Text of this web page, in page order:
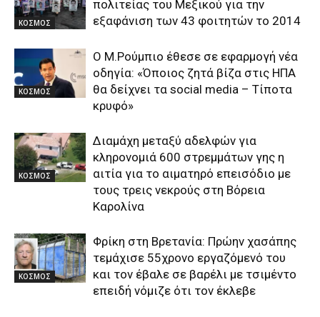
ΚΟΣΜΟΣ
πολιτείας του Μεξικού για την
εξαφάνιση των 43 φοιτητών το 2014
ΚΟΣΜΟΣ
Ο Μ.Ρούμπιο έθεσε σε εφαρμογή νέα
οδηγία: «Όποιος ζητά βίζα στις ΗΠΑ
θα δείχνει τα social media – Τίποτα
κρυφό»
ΚΟΣΜΟΣ
Διαμάχη μεταξύ αδελφών για
κληρονομιά 600 στρεμμάτων γης η
αιτία για το αιματηρό επεισόδιο με
τους τρεις νεκρούς στη Βόρεια
Καρολίνα
ΚΟΣΜΟΣ
Φρίκη στη Βρετανία: Πρώην χασάπης
τεμάχισε 55χρονο εργαζόμενό του
και τον έβαλε σε βαρέλι με τσιμέντο
επειδή νόμιζε ότι τον έκλεβε